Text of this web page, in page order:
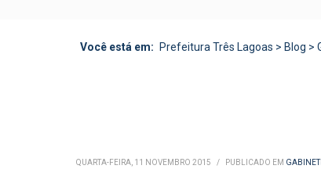
Você está em: Prefeitura Três Lagoas > Blog >
QUARTA-FEIRA, 11 NOVEMBRO 2015 / PUBLICADO EM